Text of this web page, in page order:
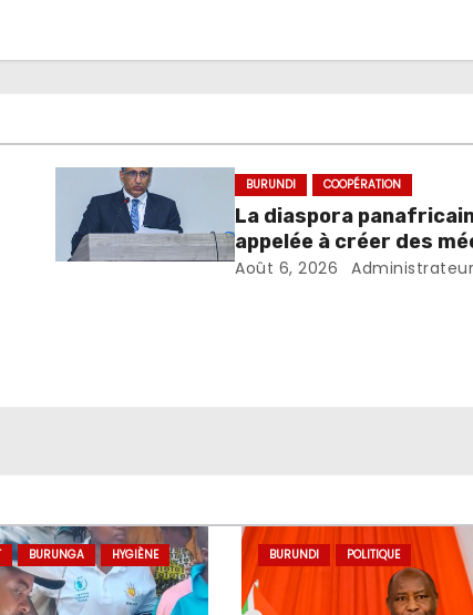
BURUNDI COOPÉRATION
La diaspora
appelée à créer des
favorisant
Août 6, 2026 Administrateur
BURUNGA HYGIÈNE BURUNDI POLITIQUE